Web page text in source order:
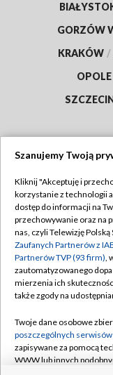
GORZÓW
KRAKÓW /
OPOLE
Abonament TVP
Emisja w TVP
Centrum
Naziemna
Rada Programowa
System NOS
Szanujemy Twoją
Kliknij "Akceptuję i
korzystanie z technologii
dostęp do informacji na
przechowywanie oraz na
nas, czyli Telewizję Polską
Zaufanych Partnerów z
Partnerów TVP (93 firm),
zautomatyzowanego
mierzenia ich
także zgody na
Twoje dane osobowe
poszczególnych serwisów
zapisywane za pomocą
WWW lub innych